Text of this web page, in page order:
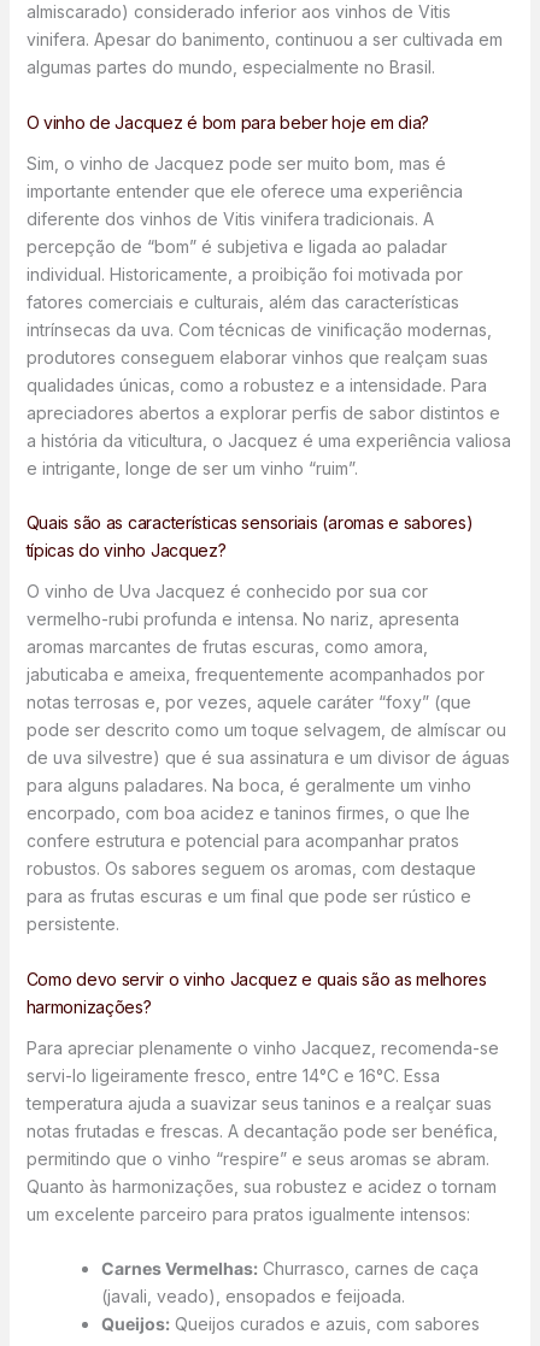
almiscarado) considerado inferior aos vinhos de Vitis
vinifera. Apesar do banimento, continuou a ser cultivada em
algumas partes do mundo, especialmente no Brasil.
O vinho de Jacquez é bom para beber hoje em dia?
Sim, o vinho de Jacquez pode ser muito bom, mas é
importante entender que ele oferece uma experiência
diferente dos vinhos de Vitis vinifera tradicionais. A
percepção de “bom” é subjetiva e ligada ao paladar
individual. Historicamente, a proibição foi motivada por
fatores comerciais e culturais, além das características
intrínsecas da uva. Com técnicas de vinificação modernas,
produtores conseguem elaborar vinhos que realçam suas
qualidades únicas, como a robustez e a intensidade. Para
apreciadores abertos a explorar perfis de sabor distintos e
a história da viticultura, o Jacquez é uma experiência valiosa
e intrigante, longe de ser um vinho “ruim”.
Quais são as características sensoriais (aromas e sabores)
típicas do vinho Jacquez?
O vinho de Uva Jacquez é conhecido por sua cor
vermelho-rubi profunda e intensa. No nariz, apresenta
aromas marcantes de frutas escuras, como amora,
jabuticaba e ameixa, frequentemente acompanhados por
notas terrosas e, por vezes, aquele caráter “foxy” (que
pode ser descrito como um toque selvagem, de almíscar ou
de uva silvestre) que é sua assinatura e um divisor de águas
para alguns paladares. Na boca, é geralmente um vinho
encorpado, com boa acidez e taninos firmes, o que lhe
confere estrutura e potencial para acompanhar pratos
robustos. Os sabores seguem os aromas, com destaque
para as frutas escuras e um final que pode ser rústico e
persistente.
Como devo servir o vinho Jacquez e quais são as melhores
harmonizações?
Para apreciar plenamente o vinho Jacquez, recomenda-se
servi-lo ligeiramente fresco, entre 14°C e 16°C. Essa
temperatura ajuda a suavizar seus taninos e a realçar suas
notas frutadas e frescas. A decantação pode ser benéfica,
permitindo que o vinho “respire” e seus aromas se abram.
Quanto às harmonizações, sua robustez e acidez o tornam
um excelente parceiro para pratos igualmente intensos:
Carnes Vermelhas:Churrasco, carnes de caça
(javali, veado), ensopados e feijoada.
Queijos:Queijos curados e azuis, com sabores